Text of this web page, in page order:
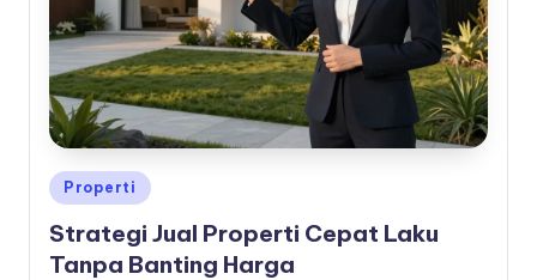
Posted
in
Properti
Strategi Jual Properti Cepat Laku
Tanpa Banting Harga